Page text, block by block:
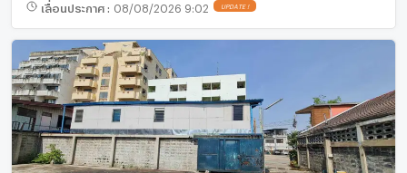
เลื่อนประกาศ : 08/08/2026 9:02 UPDATE !